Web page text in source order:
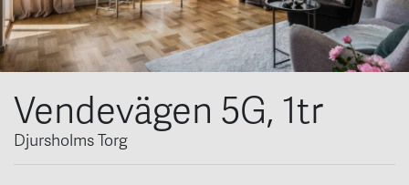
Vendevägen 5G, 1tr
Djursholms Torg